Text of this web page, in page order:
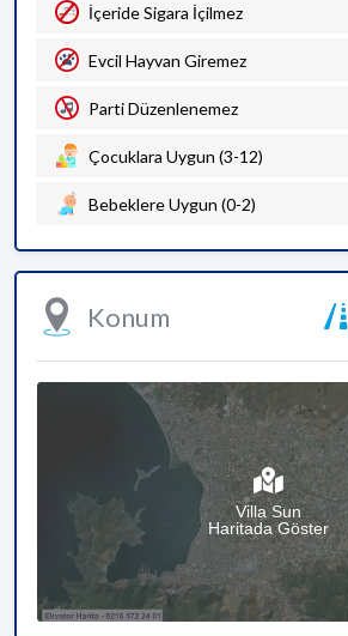
İçeride Sigara İçilmez
Evcil Hayvan Giremez
Parti Düzenlenemez
Çocuklara Uygun (3-12)
Bebeklere Uygun (0-2)
Konum
Villa Sun
Haritada Göster